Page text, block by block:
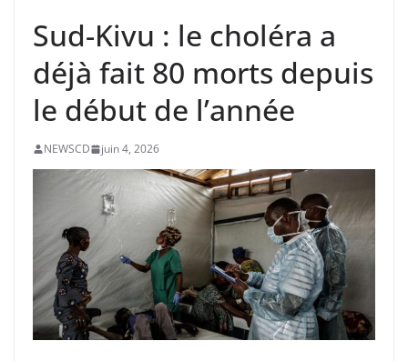
Sud-Kivu : le choléra a
déjà fait 80 morts depuis
le début de l’année
NEWSCD juin 4, 2026